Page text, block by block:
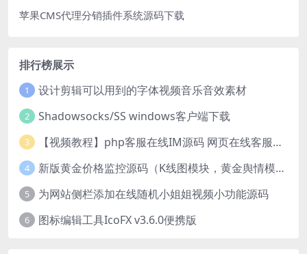
苹果CMS代理分销插件系统源码下载
排行榜展示
1 设计剪辑可以用到的字体视频音乐音效素材
2 Shadowsocks/SS windows客户端下载
3 【视频教程】php客服在线IM源码 网页在线客服软件代码
4 新版黄金价格监控源码（K线图模块，黄金舆情模块，AI智能客服源码）
5 为网站侧栏添加在线随机小姐姐视频小功能源码
6 图标编辑工具IcoFX v3.6.0便携版